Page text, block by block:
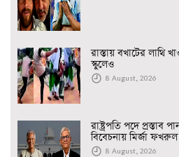
রাস্তায় বখাটের লাথি
স্কুলেও
8 August, 2026
রাষ্ট্রপতি পদে প্রস্তাব
বিবেচনায় মির্জা ফখরুল
8 August, 2026